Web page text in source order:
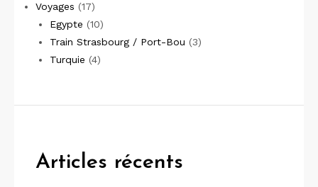
Voyages (17)
Egypte (10)
Train Strasbourg / Port-Bou (3)
Turquie (4)
Articles récents